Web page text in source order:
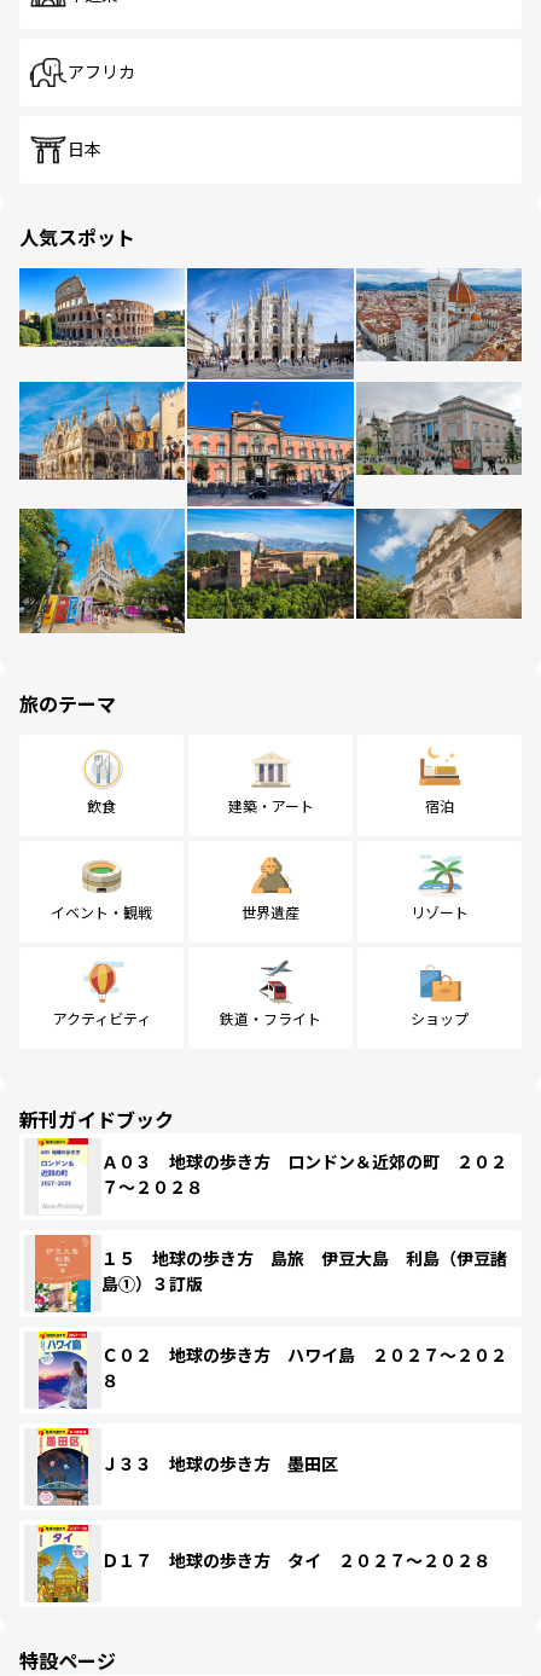
アフリカ
日本
人気スポット
旅のテーマ
飲食 建築・アート 宿泊
イベント・観戦 世界遺産 リゾート
アクティビティ 鉄道・フライト ショップ
新刊ガイドブック
Ａ０３ 地球の歩き方 ロンドン＆近郊の町 ２０２
７～２０２８
１５ 地球の歩き方 島旅 伊豆大島 利島（伊豆諸
島①）３訂版
Ｃ０２ 地球の歩き方 ハワイ島 ２０２７～２０２
８
Ｊ３３ 地球の歩き方 墨田区
Ｄ１７ 地球の歩き方 タイ ２０２７～２０２８
特設ページ